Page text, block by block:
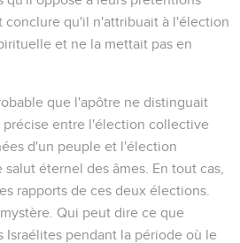
conclure qu'il n'attribuait à l'élection
et ne la mettait pas en
que l'apôtre ne distinguait
précise entre l'élection collective
d'un peuple et l'élection
éternel des âmes. En tout cas,
rapports de ces deux élections.
Qui peut dire ce que
Israélites pendant la période où le